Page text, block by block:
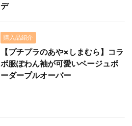
デ
購入品紹介
【プチプラのあや×しまむら】コラ
ボ服ぽわん袖が可愛いベージュボ
ーダープルオーバー